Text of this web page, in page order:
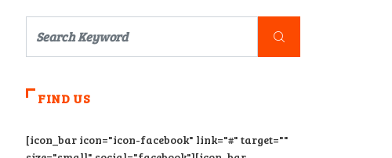
FIND US
[icon_bar icon="icon-facebook" link="#" target=""